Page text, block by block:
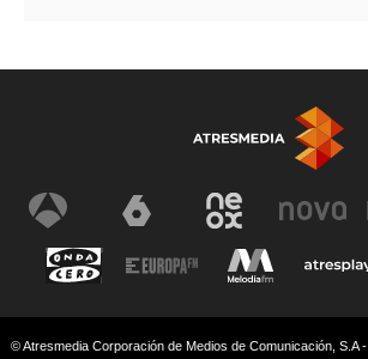
© Atresmedia Corporación de Medios de Comunicación, S.A